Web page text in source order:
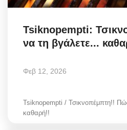
Tsiknopempti:
να τη βγάλετε...
Φεβ 12, 2026
Tsiknopempti / Τσικνοπέμπτη!!
καθαρή!!